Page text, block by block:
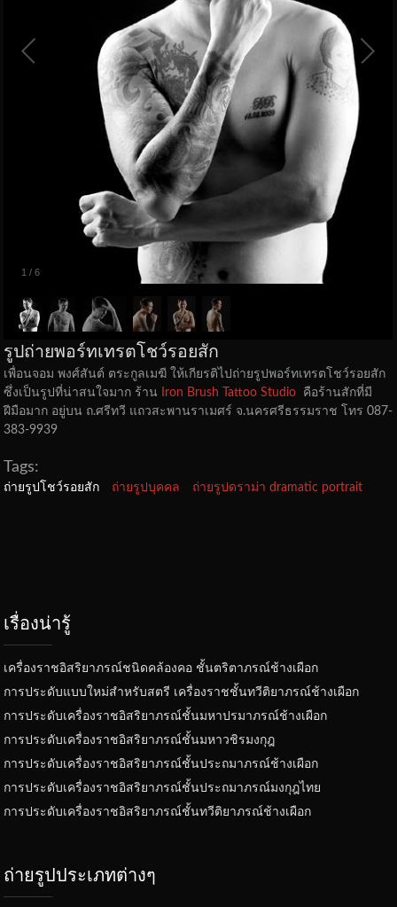
1 /6
รูปถ่ายพอร์ทเทรตโชว์รอยสัก
เพื่อนจอม พงศ์สันต์ ตระกูลเมฆี ให้เกียรติไปถ่ายรูปพอร์ทเทรตโชว์รอยสัก
ซึ่งเป็นรูปที่น่าสนใจมาก ร้าน
Iron Brush Tattoo Studio คือร้านสักที่มี
ฝีมือมาก อยู่บน ถ.ศรีทวี แถวสะพานราเมศร์ จ.นครศรีธรรมราช โทร 087-
383-9939
Tags:
ถ่ายรูปโชว์รอยสัก ถ่ายรูปบุคคล ถ่ายรูปดราม่า dramatic portrait
เรื่องน่ารู้
เครื่องราชอิสริยาภรณ์ชนิดคล้องคอ ชั้นตริตาภรณ์ช้างเผือก
การประดับแบบใหม่สำหรับสตรี เครื่องราชชั้นทวีติยาภรณ์ช้างเผือก
การประดับเครื่องราชอิสริยาภรณ์ชั้นมหาปรมาภรณ์ช้างเผือก
การประดับเครื่องราชอิสริยาภรณ์ชั้นมหาวชิรมงกุฎ
การประดับเครื่องราชอิสริยาภรณ์ชั้นประถมาภรณ์ช้างเผือก
การประดับเครื่องราชอิสริยาภรณ์ชั้นประถมาภรณ์มงกุฎไทย
การประดับเครื่องราชอิสริยาภรณ์ชั้นทวีติยาภรณ์ช้างเผือก
ถ่ายรูปประเภทต่างๆ